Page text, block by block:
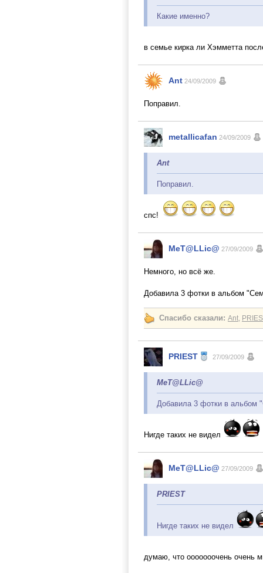
Какие именно?
в семье кирка ли Хэмметта
Ant 24/09/2009
Поправил.
metallicafan 24/09/2009
Ant
Поправил.
спс!
MeT@LLic@ 27/09/2009
Немного, но всё же.
Добавила 3 фотки в альбом
Спасибо сказали: Ant,
PRIEST 27/09/2009
MeT@LLic@
Добавила 3 фотки в альбом
Нигде таких не видел
MeT@LLic@ 27/09/2009
PRIEST
Нигде таких не видел
думаю, что ооооооочень очень